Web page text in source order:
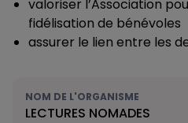
valoriser l’Association
fidélisation de bénévoles
assurer le lien entre les
NOM DE L'ORGANISME
LECTURES NOMADES